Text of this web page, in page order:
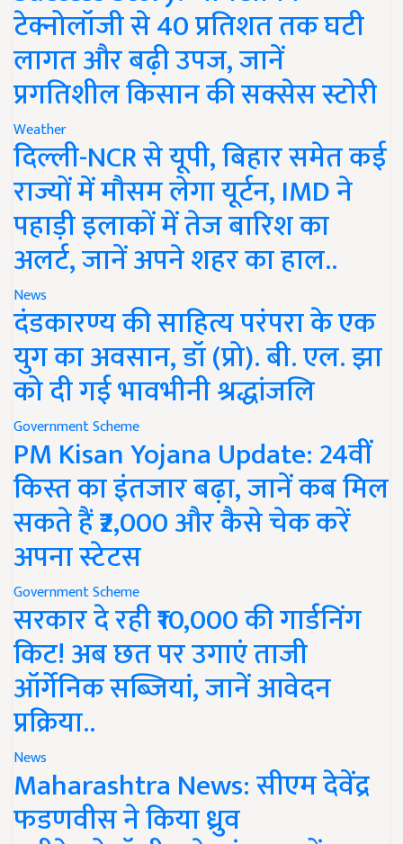
टेक्नोलॉजी से 40 प्रतिशत तक घटी
लागत और बढ़ी उपज, जानें
प्रगतिशील किसान की सक्सेस स्टोरी
Weather
दिल्ली-NCR से यूपी, बिहार समेत कई
राज्यों में मौसम लेगा यूर्टन, IMD ने
पहाड़ी इलाकों में तेज बारिश का
अलर्ट, जानें अपने शहर का हाल..
News
दंडकारण्य की साहित्य परंपरा के एक
युग का अवसान, डॉ (प्रो). बी. एल. झा
को दी गई भावभीनी श्रद्धांजलि
Government Scheme
PM Kisan Yojana Update: 24वीं
किस्त का इंतजार बढ़ा, जानें कब मिल
सकते हैं ₹2,000 और कैसे चेक करें
अपना स्टेटस
Government Scheme
सरकार दे रही ₹10,000 की गार्डनिंग
किट! अब छत पर उगाएं ताजी
ऑर्गेनिक सब्जियां, जानें आवेदन
प्रक्रिया..
News
Maharashtra News: सीएम देवेंद्र
फडणवीस ने किया ध्रुव